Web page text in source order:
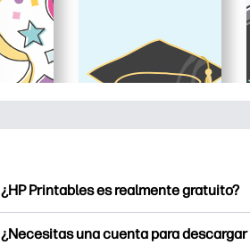
¿HP Printables es realmente gratuito?
¿Necesitas una cuenta para